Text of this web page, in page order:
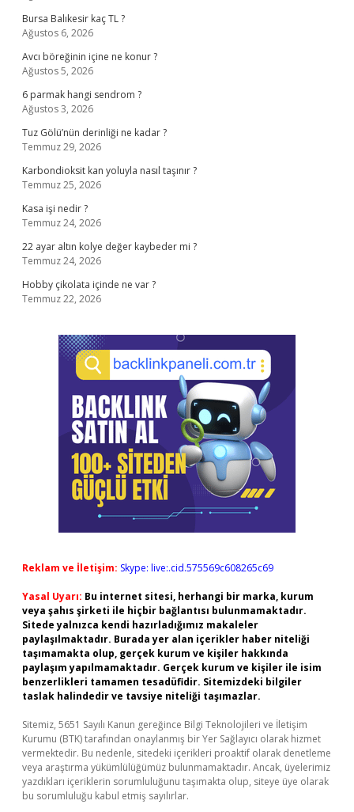
Bursa Balıkesir kaç TL ?
Ağustos 6, 2026
Avcı böreğinin içine ne konur ?
Ağustos 5, 2026
6 parmak hangi sendrom ?
Ağustos 3, 2026
Tuz Gölü’nün derinliği ne kadar ?
Temmuz 29, 2026
Karbondioksit kan yoluyla nasıl taşınır ?
Temmuz 25, 2026
Kasa işi nedir ?
Temmuz 24, 2026
22 ayar altın kolye değer kaybeder mi ?
Temmuz 24, 2026
Hobby çikolata içinde ne var ?
Temmuz 22, 2026
Reklam ve İletişim: Skype: live:.cid.575569c608265c69
Yasal Uyarı: Bu internet sitesi, herhangi bir marka, kurum
veya şahıs şirketi ile hiçbir bağlantısı bulunmamaktadır.
Sitede yalnızca kendi hazırladığımız makaleler
paylaşılmaktadır. Burada yer alan içerikler haber niteliği
taşımamakta olup, gerçek kurum ve kişiler hakkında
paylaşım yapılmamaktadır. Gerçek kurum ve kişiler ile isim
benzerlikleri tamamen tesadüfidir. Sitemizdeki bilgiler
taslak halindedir ve tavsiye niteliği taşımazlar.
Sitemiz, 5651 Sayılı Kanun gereğince Bilgi Teknolojileri ve İletişim
Kurumu (BTK) tarafından onaylanmış bir Yer Sağlayıcı olarak hizmet
vermektedir. Bu nedenle, sitedeki içerikleri proaktif olarak denetleme
veya araştırma yükümlülüğümüz bulunmamaktadır. Ancak, üyelerimiz
yazdıkları içeriklerin sorumluluğunu taşımakta olup, siteye üye olarak
bu sorumluluğu kabul etmiş sayılırlar.